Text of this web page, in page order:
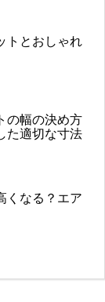
トとおしゃれ
の幅の決め方
た適切な寸法
くなる？エア